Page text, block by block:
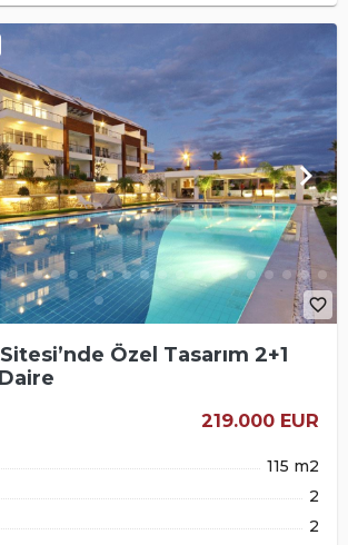
keyboard_arrow_right
favorite_border
Özel Tasarım 2+1
219.000 EUR
115 m2
2
2